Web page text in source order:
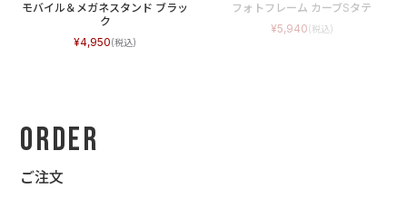
モバイル＆メガネスタンド ブラッ
ク
4,950
フォトフレーム カーブSタテ
5,940
Order
ご注文